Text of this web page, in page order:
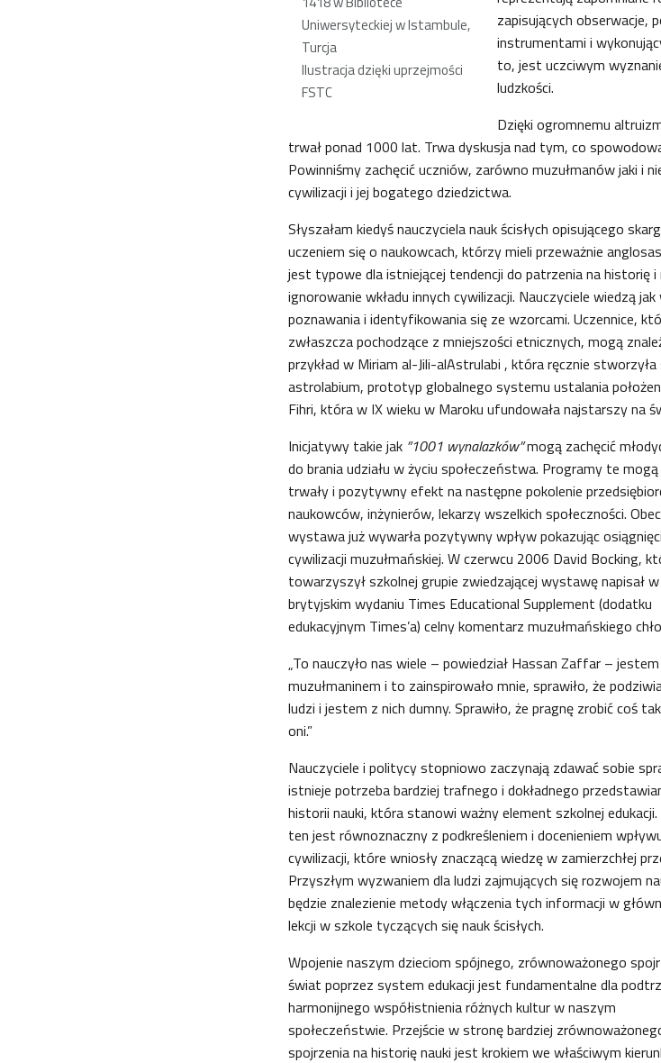
Uniwersyteckiej w Istambule,
Turcja
Ilustracja dzięki uprzejmości
FSTC
zapisujących obserwacje,
instrumentami i
to, jest uczciwym
ludzkości.
Dzięki ogromnemu
trwał ponad 1000 lat. Trwa dyskusja nad tym, co
Powinniśmy zachęcić uczniów, zarówno muzułmanów jaki i
cywilizacji i jej bogatego dziedzictwa.
Słyszałam kiedyś nauczyciela nauk ścisłych opisującego
uczeniem się o naukowcach, którzy mieli przeważnie
jest typowe dla istniejącej tendencji do patrzenia na historię
ignorowanie wkładu innych cywilizacji. Nauczyciele wiedzą
poznawania i identyfikowania się ze wzorcami. Uczennice,
zwłaszcza pochodzące z mniejszości etnicznych, mogą
przykład w Miriam al-Jili-alAstrulabi , która ręcznie
astrolabium, prototyp globalnego systemu ustalania
Fihri, która w IX wieku w Maroku ufundowała najstarszy na
Inicjatywy takie jak ”1001 wynalazków”mogą zachęcić
do brania udziału w życiu społeczeństwa. Programy te
trwały i pozytywny efekt na następne pokolenie
naukowców, inżynierów, lekarzy wszelkich społeczności.
wystawa już wywarła pozytywny wpływ pokazując
cywilizacji muzułmańskiej. W czerwcu 2006 David Bocking,
towarzyszył szkolnej grupie zwiedzającej wystawę napisał w
brytyjskim wydaniu Times Educational Supplement (dodatku
edukacyjnym Times’a) celny komentarz muzułmańskiego
„To nauczyło nas wiele – powiedział Hassan Zaffar – jestem
muzułmaninem i to zainspirowało mnie, sprawiło, że
ludzi i jestem z nich dumny. Sprawiło, że pragnę zrobić coś
oni.”
Nauczyciele i politycy stopniowo zaczynają zdawać sobie
istnieje potrzeba bardziej trafnego i dokładnego
historii nauki, która stanowi ważny element szkolnej edukacji.
ten jest równoznaczny z podkreśleniem i docenieniem
cywilizacji, które wniosły znaczącą wiedzę w zamierzchłej
Przyszłym wyzwaniem dla ludzi zajmujących się rozwojem
będzie znalezienie metody włączenia tych informacji w
lekcji w szkole tyczących się nauk ścisłych.
Wpojenie naszym dzieciom spójnego, zrównoważonego
świat poprzez system edukacji jest fundamentalne dla
harmonijnego współistnienia różnych kultur w naszym
społeczeństwie. Przejście w stronę bardziej
spojrzenia na historię nauki jest krokiem we właściwym